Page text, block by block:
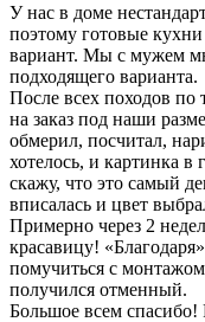
У нас в доме
поэтому готовые
вариант. Мы с мужем
подходящего варианта.
После всех походов
на заказ под наши
обмерил, посчитал,
хотелось, и картинка в
скажу, что это самый
вписалась и цвет
Примерно через 2
красавицу!
помучиться с
получился отменный.
Большое всем